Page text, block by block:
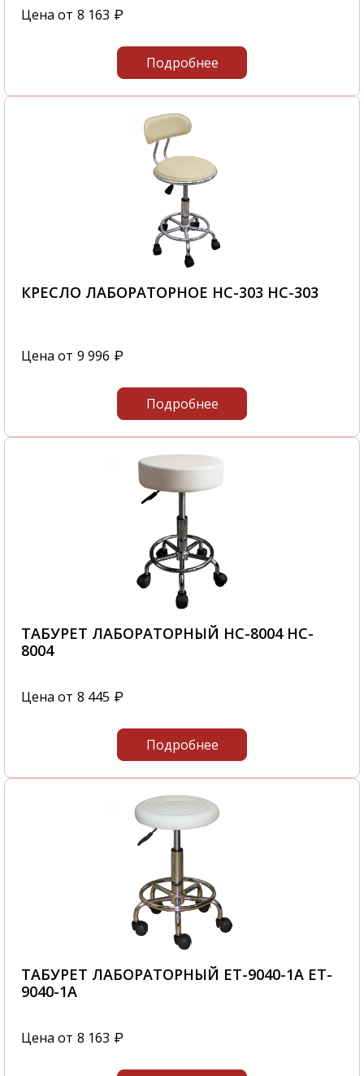
количества времени.
С нашей компании вы получите
качественную мебель в самые короткие
сроки.
Звоните нам по телефону
или посетите наш офис, который
располагается по адресу: г. Москва,
Походный проезд, д. 4, корп. 1, офис 602, 6-й
Цена от 8 163 ₽
Подробнее
КРЕСЛО ЛАБОРАТОРНОЕ HC-303 HC-303
Цена от 9 996 ₽
Подробнее
ТАБУРЕТ ЛАБОРАТОРНЫЙ HC-8004 HC-
8004
Цена от 8 445 ₽
Подробнее
ТАБУРЕТ ЛАБОРАТОРНЫЙ ET-9040-1A ET-
9040-1A
Цена от 8 163 ₽